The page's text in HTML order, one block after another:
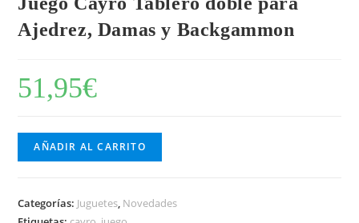
Ajedrez, Damas y Backgammon
51,95€
AÑADIR AL CARRITO
Categorías: Juguetes, Novedades